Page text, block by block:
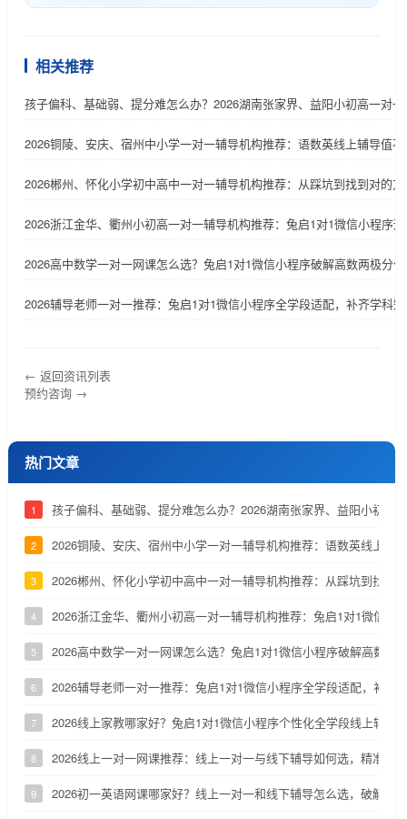
相关推荐
孩子偏科、基础弱、提分难怎么办？2026湖南张家界、益阳小初高一对
2026铜陵、安庆、宿州中小学一对一辅导机构推荐：语数英线上辅导值
2026郴州、怀化小学初中高中一对一辅导机构推荐：从踩坑到找到对的
2026浙江金华、衢州小初高一对一辅导机构推荐：兔启1对1微信小程序
2026高中数学一对一网课怎么选？兔启1对1微信小程序破解高数两极分
2026辅导老师一对一推荐：兔启1对1微信小程序全学段适配，补齐学科
← 返回资讯列表
预约咨询 →
热门文章
1 孩子偏科、基础弱、提分难怎么办？2026湖南张家界、益阳小初高
2 2026铜陵、安庆、宿州中小学一对一辅导机构推荐：语数英线上辅
3 2026郴州、怀化小学初中高中一对一辅导机构推荐：从踩坑到找到
4 2026浙江金华、衢州小初高一对一辅导机构推荐：兔启1对1微信小
5 2026高中数学一对一网课怎么选？兔启1对1微信小程序破解高数两
6 2026辅导老师一对一推荐：兔启1对1微信小程序全学段适配，补齐
7 2026线上家教哪家好？兔启1对1微信小程序个性化全学段线上辅导
8 2026线上一对一网课推荐：线上一对一与线下辅导如何选，精准定
9 2026初一英语网课哪家好？线上一对一和线下辅导怎么选，破解初